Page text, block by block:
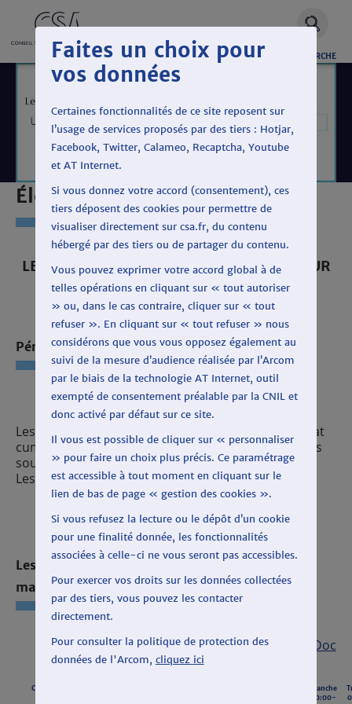
OUVRIR
RECHERCHE
Élection présidentielle 2017
LES TEMPS DE PAROLE ET D´ANTENNE SUR
RMCDECOUVERTE
Période : Du 24 au 30 avril
Les temps de parole affichés au profit d'un candidat
cumulent les temps de parole du candidat et de ses
soutiens transmis par les diffuseurs.
Les temps d'antenne incluent les temps de parole.
Les émissions d'information (journaux et
magazines)
Export CSV| Export Open Doc
Candidat
Tranche
00:00-
Faites un choix pour
vos données
Certaines fonctionnalités de ce site reposent sur
l’usage de services proposés par des tiers : Hotjar,
Facebook, Twitter, Calameo, Recaptcha, Youtube
et AT Internet.
Si vous donnez votre accord (consentement), ces
tiers déposent des cookies pour permettre de
visualiser directement sur csa.fr, du contenu
hébergé par des tiers ou de partager du contenu.
Vous pouvez exprimer votre accord global à de
telles opérations en cliquant sur « tout autoriser
» ou, dans le cas contraire, cliquer sur « tout
refuser ». En cliquant sur « tout refuser » nous
considérons que vous vous opposez également au
suivi de la mesure d’audience réalisée par l’Arcom
par le biais de la technologie AT Internet, outil
exempté de consentement préalable par la CNIL et
donc activé par défaut sur ce site.
Il vous est possible de cliquer sur « personnaliser
» pour faire un choix plus précis. Ce paramétrage
est accessible à tout moment en cliquant sur le
lien de bas de page « gestion des cookies ».
Si vous refusez la lecture ou le dépôt d’un cookie
pour une finalité donnée, les fonctionnalités
associées à celle-ci ne vous seront pas accessibles.
Pour exercer vos droits sur les données collectées
par des tiers, vous pouvez les contacter
directement.
Pour consulter la politique de protection des
données de l'Arcom, cliquez ici